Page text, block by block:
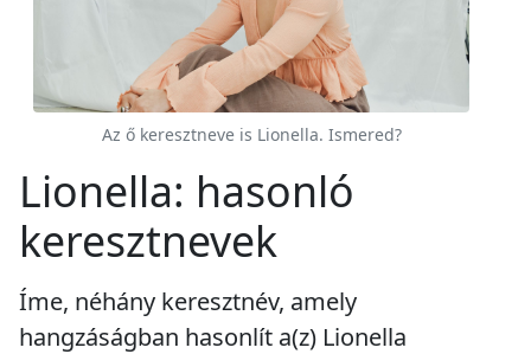
Az ő keresztneve is Lionella. Ismered?
Lionella: hasonló
keresztnevek
Íme, néhány keresztnév, amely
hangzáságban hasonlít a(z) Lionella